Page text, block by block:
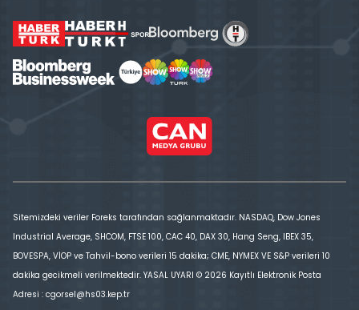
Sitemizdeki veriler Foreks tarafından sağlanmaktadır. NASDAQ, Dow Jones
Industrial Average, SHCOM, FTSE 100, CAC 40, DAX 30, Hang Seng, IBEX 35,
BOVESPA, VİOP ve Tahvil-bono verileri 15 dakika; CME, NYMEX VE S&P verileri 10
dakika gecikmeli verilmektedir. YASAL UYARI © 2026 Kayıtlı Elektronik Posta
Adresi : cgorsel@hs03.kep.tr